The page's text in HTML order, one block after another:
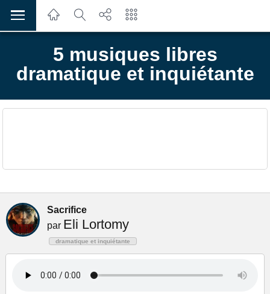
5 musiques libres
dramatique et inquiétante
Sacrifice
par Eli Lortomy
dramatique et inquiétante